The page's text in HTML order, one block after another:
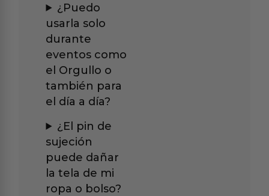
¿Puedo
usarla solo
durante
eventos como
el Orgullo o
también para
el día a día?
¿El pin de
sujeción
puede dañar
la tela de mi
ropa o bolso?